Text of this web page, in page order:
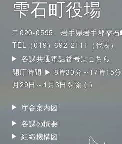
雫石町役場
〒020-0595 岩手県岩手郡雫石
TEL（019）692-2111（代表）
各課共通電話番号はこちら
開庁時間 ▶ 8時30分～17時15
月29日～1月3日を除く）
庁舎案内図
各課の概要
組織機構図